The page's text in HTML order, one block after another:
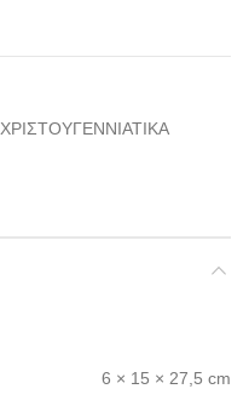
ΧΡΙΣΤΟΥΓΕΝΝΙΑΤΙΚΑ
6 × 15 × 27,5 cm